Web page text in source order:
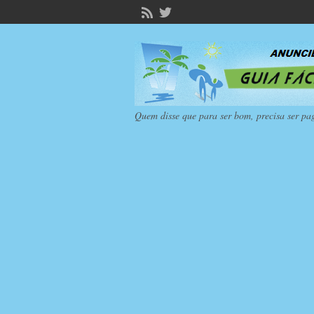
Quem disse que para ser bom, precisa ser